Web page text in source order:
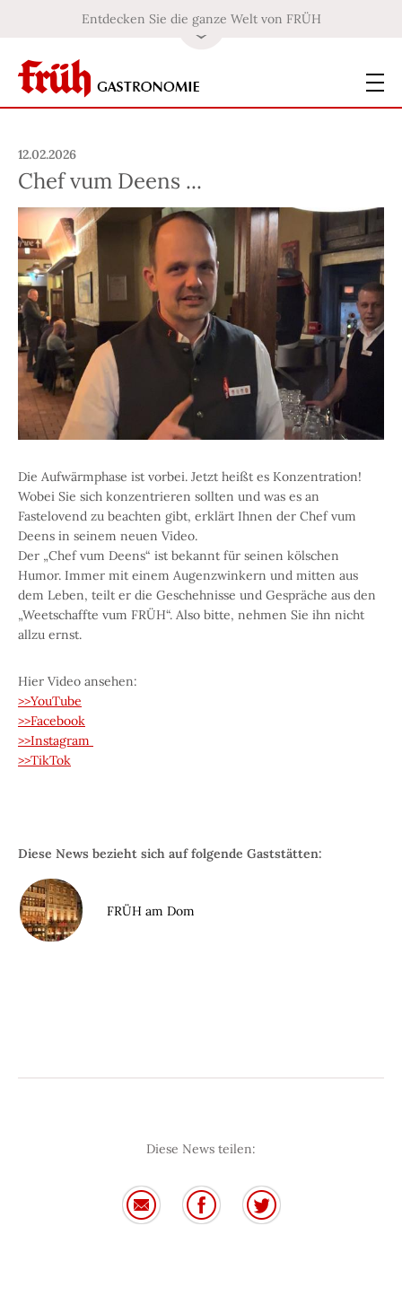
Entdecken Sie die ganze Welt von FRÜH
12.02.2026
Chef vum Deens ...
Die Aufwärmphase ist vorbei. Jetzt heißt es Konzentration!
Wobei Sie sich konzentrieren sollten und was es an
Fastelovend zu beachten gibt, erklärt Ihnen der Chef vum
Deens in seinem neuen Video.
Der „Chef vum Deens“ ist bekannt für seinen kölschen
Humor. Immer mit einem Augenzwinkern und mitten aus
dem Leben, teilt er die Geschehnisse und Gespräche aus den
„Weetschaffte vum FRÜH“. Also bitte, nehmen Sie ihn nicht
allzu ernst.
Hier Video ansehen:
>>YouTube
>>Facebook
>>Instagram
>>TikTok
Diese News bezieht sich auf folgende Gaststätten:
FRÜH am Dom
Diese News teilen: